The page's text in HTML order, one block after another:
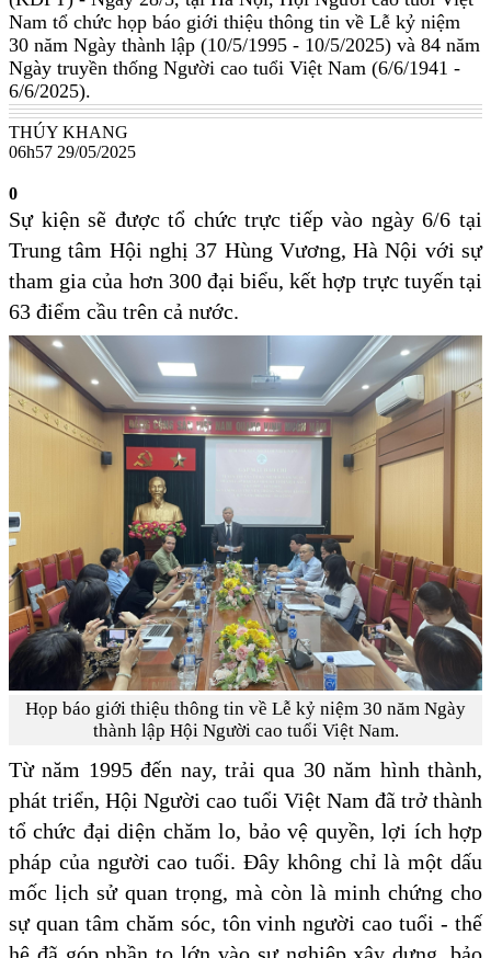
Nam tổ chức họp báo giới thiệu thông tin về Lễ kỷ niệm
30 năm Ngày thành lập (10/5/1995 - 10/5/2025) và 84 năm
Ngày truyền thống Người cao tuổi Việt Nam (6/6/1941 -
6/6/2025).
THÚY KHANG
06h57 29/05/2025
0
Sự kiện sẽ được tổ chức trực tiếp vào ngày 6/6 tại
Trung tâm Hội nghị 37 Hùng Vương, Hà Nội với sự
tham gia của hơn 300 đại biểu, kết hợp trực tuyến tại
63 điểm cầu trên cả nước.
Họp báo giới thiệu thông tin về Lễ kỷ niệm 30 năm Ngày
thành lập Hội Người cao tuổi Việt Nam.
Từ năm 1995 đến nay, trải qua 30 năm hình thành,
phát triển, Hội Người cao tuổi Việt Nam đã trở thành
tổ chức đại diện chăm lo, bảo vệ quyền, lợi ích hợp
pháp của người cao tuổi. Đây không chỉ là một dấu
mốc lịch sử quan trọng, mà còn là minh chứng cho
sự quan tâm chăm sóc, tôn vinh người cao tuổi - thế